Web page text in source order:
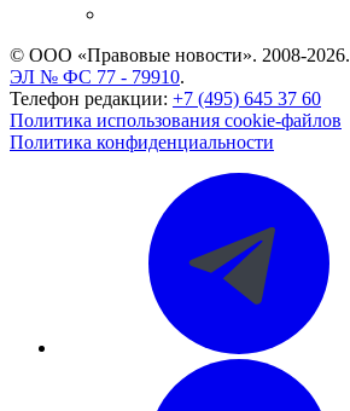
© ООО «Правовые новости». 2008-2026.
ЭЛ № ФС 77 - 79910.
Телефон редакции: +7 (495) 645 37 60
Политика использования cookie-файлов
Политика конфиденциальности